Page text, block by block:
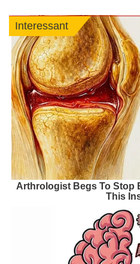
Interessant
Arthrologist Begs To Stop
This